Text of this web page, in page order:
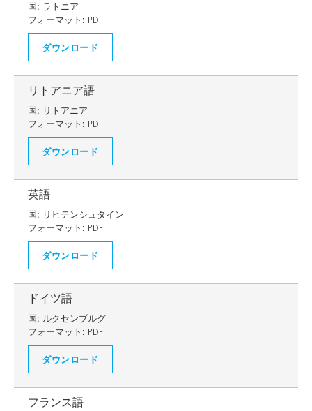
国: ラトニア
フォーマット: PDF
ダウンロード
リトアニア語
国: リトアニア
フォーマット: PDF
ダウンロード
英語
国: リヒテンシュタイン
フォーマット: PDF
ダウンロード
ドイツ語
国: ルクセンブルグ
フォーマット: PDF
ダウンロード
フランス語